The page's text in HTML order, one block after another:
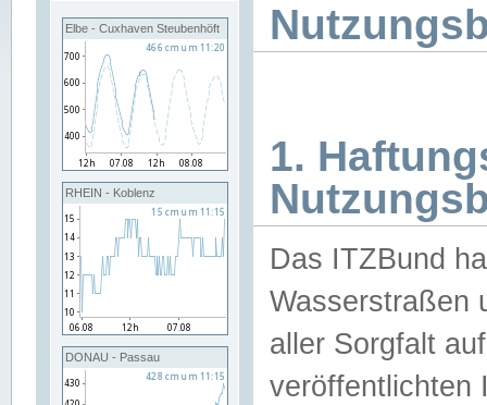
Elbe - Cuxhaven Steubenhöft
RHEIN - Koblenz
DONAU - Passau
1.
Das ITZBund
Wasserstraßen
aller Sorgfalt
veröffentlichten